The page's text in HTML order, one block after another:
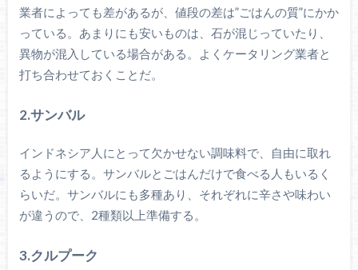
業者によっても差があるが、値段の差は”ごはんの質”にかか
っている。あまりにも安いものは、石が混じっていたり、
異物が混入している場合がある。よくケータリング業者と
打ち合わせておくことだ。
2.サンバル
インドネシア人にとって欠かせない調味料で、自由に取れ
るようにする。サンバルとごはんだけで食べる人もいるく
らいだ。サンバルにも多種あり、それぞれに辛さや味わい
が違うので、2種類以上準備する。
3.クルプーク